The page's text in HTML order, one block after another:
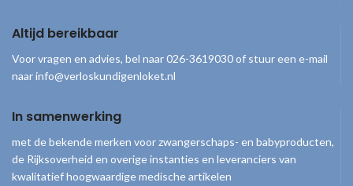
Altijd bereikbaar
Voor vragen en advies, bel naar 026-3619030 of stuur een e-mail
naar info@verloskundigenloket.nl
In samenwerking
met de bekende merken voor zwangerschaps- en babyproducten,
de Rijksoverheid en overige instanties en leveranciers van
kwalitatief hoogwaardige medische artikelen